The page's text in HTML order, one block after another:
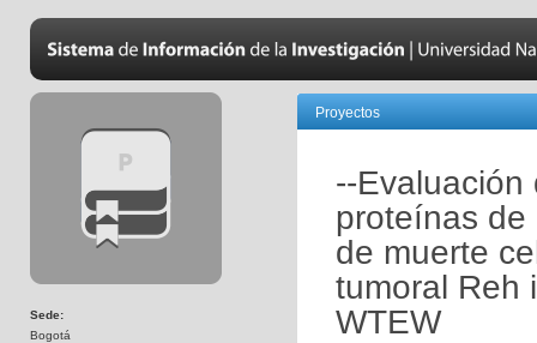
Sede:
Bogotá
Proyectos
--Evaluación
proteínas de
de muerte
tumoral Reh
WTEW